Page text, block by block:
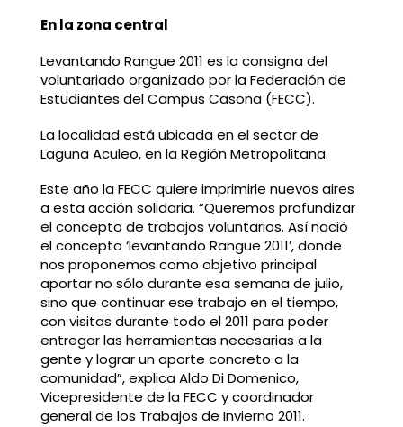
En la zona central
Levantando Rangue 2011 es la consigna del
voluntariado organizado por la Federación de
Estudiantes del Campus Casona (FECC).
La localidad está ubicada en el sector de
Laguna Aculeo, en la Región Metropolitana.
Este año la FECC quiere imprimirle nuevos aires
a esta acción solidaria. “Queremos profundizar
el concepto de trabajos voluntarios. Así nació
el concepto ‘levantando Rangue 2011’, donde
nos proponemos como objetivo principal
aportar no sólo durante esa semana de julio,
sino que continuar ese trabajo en el tiempo,
con visitas durante todo el 2011 para poder
entregar las herramientas necesarias a la
gente y lograr un aporte concreto a la
comunidad”, explica Aldo Di Domenico,
Vicepresidente de la FECC y coordinador
general de los Trabajos de Invierno 2011.